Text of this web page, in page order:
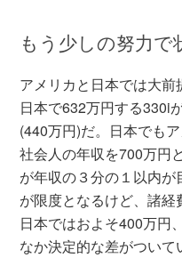
もう少しの努力で
アメリカと日本では大前
日本で632万円する330i
(440万円)だ。日本でも
社会人の年収を700万円
が年収の３分の１以内
が限度となるけど、諸
日本ではおよそ400万円
なか決定的な差がつい